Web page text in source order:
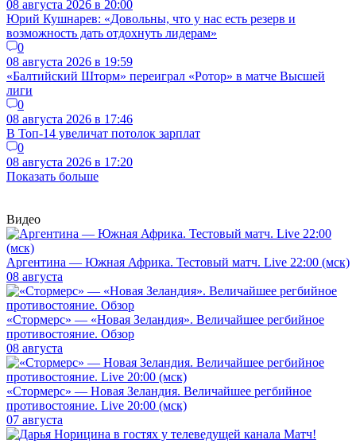
08 августа 2026 в 20:00
Юрий Кушнарев: «Довольны, что у нас есть резерв и
возможность дать отдохнуть лидерам»
0
08 августа 2026 в 19:59
«Балтийский Шторм» переиграл «Ротор» в матче Высшей
лиги
0
08 августа 2026 в 17:46
В Топ-14 увеличат потолок зарплат
0
08 августа 2026 в 17:20
Показать больше
Видео
Аргентина — Южная Африка. Тестовый матч. Live 22:00 (мск)
08 августа
«Стормерс» — «Новая Зеландия». Величайшее регбийное
противостояние. Обзор
08 августа
«Стормерс» — Новая Зеландия. Величайшее регбийное
противостояние. Live 20:00 (мск)
07 августа